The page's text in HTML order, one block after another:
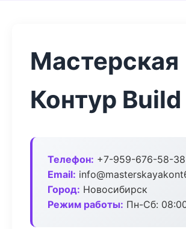
Мастерская
Контур Build
Телефон: +7-959-676-58-38
Email:
Город: Новосибирск
Режим работы: Пн-Сб: